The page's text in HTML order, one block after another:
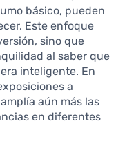
básico, pueden
Este enfoque
sino que
al saber que
inteligente. En
a
aún más las
en diferentes